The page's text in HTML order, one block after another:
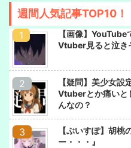
週間人気記事TOP10！
【画像】
Vtuber見ると泣き
【疑問】美少女
Vtuberとか痛いと
んなの？
【ぶいすぽ】胡
ー・・・』